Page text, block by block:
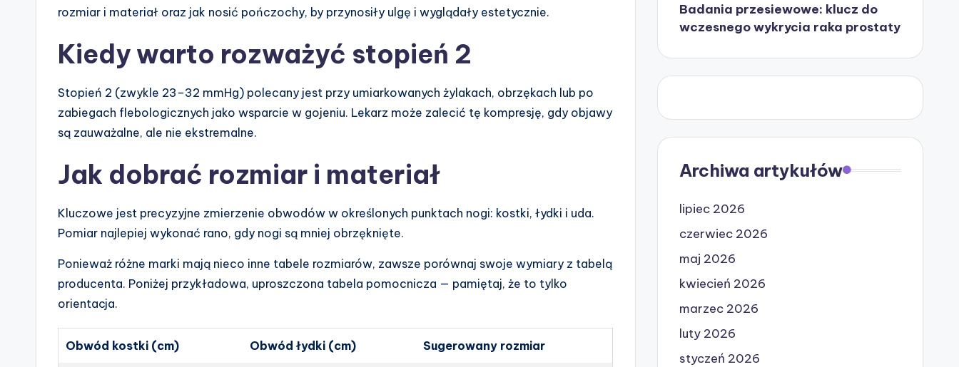
rozmiar i materiał oraz jak nosić pończochy, by przynosiły ulgę i wyglądały estetycznie.
Kiedy warto rozważyć stopień 2
Stopień 2 (zwykle 23–32 mmHg) polecany jest przy umiarkowanych żylakach, obrzękach lub po
zabiegach flebologicznych jako wsparcie w gojeniu. Lekarz może zalecić tę kompresję, gdy objawy
są zauważalne, ale nie ekstremalne.
Jak dobrać rozmiar i materiał
Kluczowe jest precyzyjne zmierzenie obwodów w określonych punktach nogi: kostki, łydki i uda.
Pomiar najlepiej wykonać rano, gdy nogi są mniej obrzęknięte.
Ponieważ różne marki mają nieco inne tabele rozmiarów, zawsze porównaj swoje wymiary z tabelą
producenta. Poniżej przykładowa, uproszczona tabela pomocnicza — pamiętaj, że to tylko
orientacja.
Obwód kostki (cm) Obwód łydki (cm) Sugerowany rozmiar
Badania przesiewowe: klucz do
wczesnego wykrycia raka prostaty
Archiwa artykułów
lipiec 2026
czerwiec 2026
maj 2026
kwiecień 2026
marzec 2026
luty 2026
styczeń 2026